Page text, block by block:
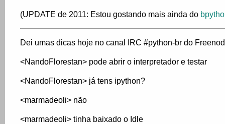
(UPDATE de 2011: Estou gostando mais ainda do
Dei umas dicas hoje no canal IRC #python-br do
<NandoFlorestan> pode abrir o interpretador e testar
<NandoFlorestan> já tens ipython?
<marmadeoli> não
<marmadeoli> tinha baixado o Idle